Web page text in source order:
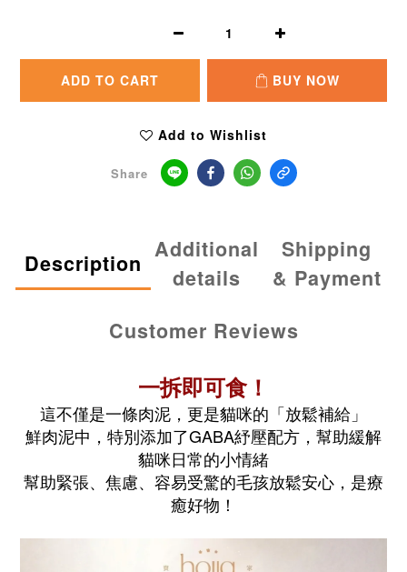
ADD TO CART BUY NOW
Add to Wishlist
Share
Description
Additional
details
Shipping
& Payment
Customer Reviews
一拆即可食！
這不僅是一條肉泥，更是貓咪的「放鬆補給」
鮮肉泥中，特別添加了GABA紓壓配方 ，幫助緩解
貓咪日常的小情緒
幫助緊張、焦慮、容易受驚的毛孩放鬆安心， 是療
癒好物！